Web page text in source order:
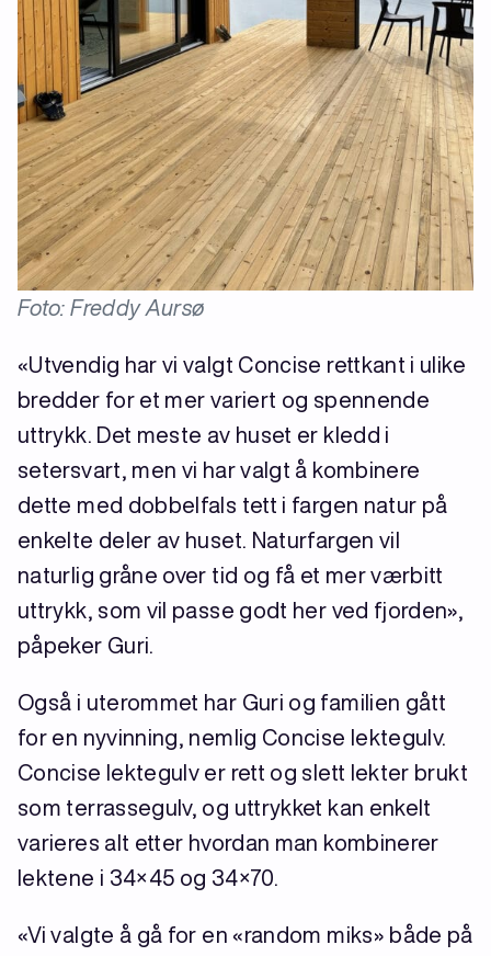
Foto: Freddy Aursø
«Utvendig har vi valgt Concise rettkant i ulike
bredder for et mer variert og spennende
uttrykk. Det meste av huset er kledd i
setersvart, men vi har valgt å kombinere
dette med dobbelfals tett i fargen natur på
enkelte deler av huset. Naturfargen vil
naturlig gråne over tid og få et mer værbitt
uttrykk, som vil passe godt her ved fjorden»,
påpeker Guri.
Også i uterommet har Guri og familien gått
for en nyvinning, nemlig Concise lektegulv.
Concise lektegulv er rett og slett lekter brukt
som terrassegulv, og uttrykket kan enkelt
varieres alt etter hvordan man kombinerer
lektene i 34×45 og 34×70.
«Vi valgte å gå for en «random miks» både på